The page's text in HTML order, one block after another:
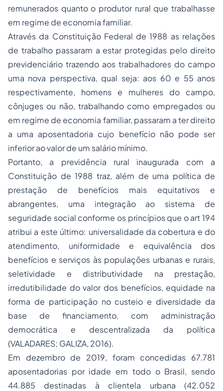
remunerados quanto o produtor rural que trabalhasse
em regime de economia familiar.
Através da Constituição Federal de 1988 as relações
de trabalho passaram a estar protegidas pelo direito
previdenciário trazendo aos trabalhadores do campo
uma nova perspectiva, qual seja: aos 60 e 55 anos
respectivamente, homens e mulheres do campo,
cônjuges ou não, trabalhando como empregados ou
em regime de economia familiar, passaram a ter direito
a uma aposentadoria cujo benefício não pode ser
inferior ao valor de um salário mínimo.
Portanto, a previdência rural inaugurada com a
Constituição de 1988 traz, além de uma política de
prestação de benefícios mais equitativos e
abrangentes, uma integração ao sistema de
seguridade social conforme os princípios que o art 194
atribui a este último: universalidade da cobertura e do
atendimento, uniformidade e equivalência dos
benefícios e serviços às populações urbanas e rurais,
seletividade e distributividade na prestação,
irredutibilidade do valor dos benefícios, equidade na
forma de participação no custeio e diversidade da
base de financiamento, com administração
democrática e descentralizada da política
(VALADARES; GALIZA, 2016).
Em dezembro de 2019, foram concedidas 67.781
aposentadorias por idade em todo o Brasil, sendo
44.885 destinadas à clientela urbana (42.052